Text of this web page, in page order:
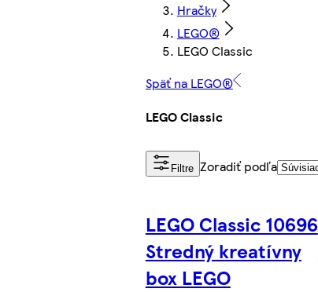
Hračky
LEGO®
LEGO Classic
Späť na LEGO®
LEGO Classic
Filtre Zoradiť podľa
LEGO Classic 10696
Stredný kreatívny
box LEGO